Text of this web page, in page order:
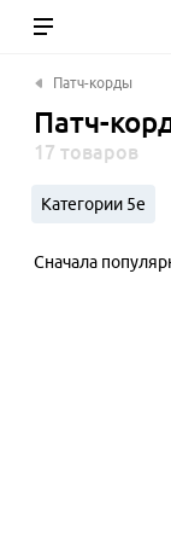
Патч-корды
Патч-
17 товаров
Категории 5e
Сначала